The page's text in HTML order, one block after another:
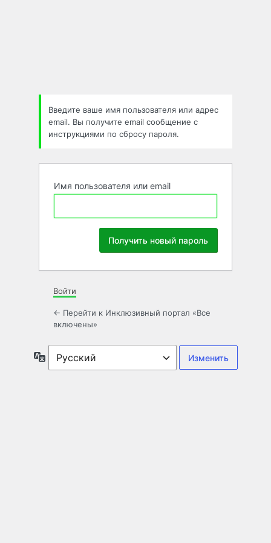
Введите ваше имя пользователя или адрес
email. Вы получите email сообщение с
инструкциями по сбросу пароля.
Имя пользователя или email
Войти
← Перейти к Инклюзивный портал «Все
включены»
Язык